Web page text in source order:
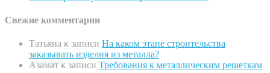
Свежие комментарии
Татьяна к записи На каком этапе строительства
заказывать изделия из металла?
Азамат к записи Требования к металлическим решеткам